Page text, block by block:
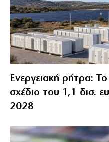
Ενεργειακή ρήτρα: Το
σχέδιο του 1,1 δισ.
2028